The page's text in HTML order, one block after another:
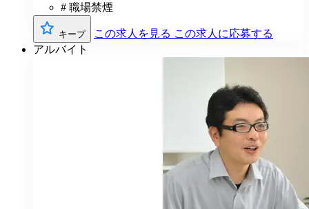
# 職場禁煙
キープ この求人を見る この求人に応募する
アルバイト